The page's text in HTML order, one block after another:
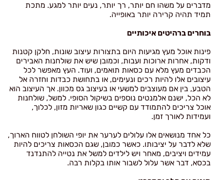
בוחרים ברהיטים איכותיים
פינות אוכל מעץ מגיעות היום בתצורות עיצוב שונות, חלקן קטנות
ודקות, אחרות ארוכות ועבות, וכמובן שיש את שולחנות האבירים
הכבדים מעץ מלא עם כסאות תואמים, ועוד. העץ מאפשר לכל
עיצובים אלו להיות רכים ונעימים, או בתחושת כבדות וחזרה אל
הטבע, בין אם מעוצבים למשעי או בעיצוב גס מכוון. אך העיצוב הוא
לא הכל, ישנם אלמנטים נוספים בשיקול הסופי. למשל, שולחנות
אוכל צריכים להתמודד עם קשיים כגון שאריות מזון, לכלוך,
ועמידות לאורך זמן.
כל אחד מנושאים אלו עלולים לערער את יופי השולחן לטווח הארוך,
שלא לדבר על יציבותו. כאשר כמובן, שגם הכסאות צריכים להיות
עמידים ויציבים, מאחר ויש לילדים למשל את נטייה להתנדנד
בכסא, דבר אשר עלול לשבור אותו בקלות רבה.
קונים עם הלב והמפרט